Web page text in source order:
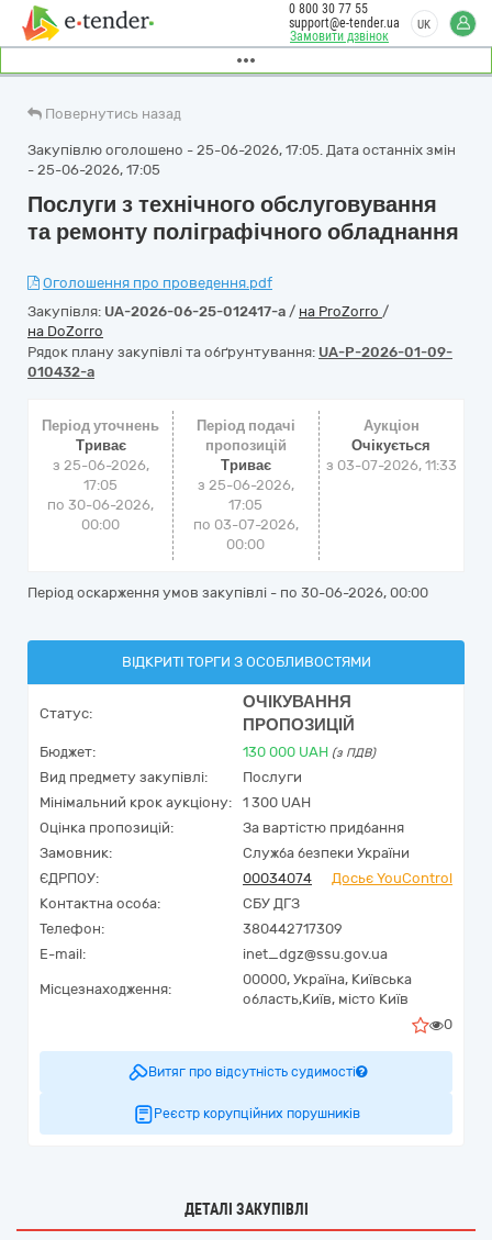
Замовити дзвінок
0 800 30 77 55
support@e-tender.ua
UK
Повернутись назад
Закупівлю оголошено - 25-06-2026, 17:05. Дата останніх змін
- 25-06-2026, 17:05
Послуги з технічного обслуговування
та ремонту поліграфічного обладнання
Оголошення про проведення.pdf
Закупівля: UA-2026-06-25-012417-a / на ProZorro /
на DoZorro
Рядок плану закупівлі та обґрунтування: UA-P-2026-01-09-
010432-a
Період уточнень
Триває
з 25-06-2026,
17:05
по 30-06-2026,
00:00
Період подачі
пропозицій
Триває
з 25-06-2026,
17:05
по 03-07-2026,
00:00
Аукціон
Очікується
з 03-07-2026, 11:33
Період оскарження умов закупівлі - по 30-06-2026, 00:00
ВІДКРИТІ ТОРГИ З ОСОБЛИВОСТЯМИ
Статус:
ОЧІКУВАННЯ
ПРОПОЗИЦІЙ
Бюджет: 130 000 UAH (з ПДВ)
Вид предмету закупівлі:
Послуги
Мінімальний крок аукціону:
1 300 UAH
Оцінка пропозицій:
За вартістю придбання
Замовник:
Служба безпеки України
ЄДРПОУ:
00034074
Досьє YouControl
Контактна особа:
СБУ ДГЗ
Телефон:
380442717309
E-mail:
inet_dgz@ssu.gov.ua
Місцезнаходження:
00000, Україна, Київська
область,Київ, місто Київ
0
Витяг про відсутність судимості
Реєстр корупційних порушників
ДЕТАЛІ ЗАКУПІВЛІ